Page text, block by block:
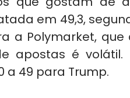
em 49,3,
a Polymarket,
apostas é volátil.
a 49 para Trump.